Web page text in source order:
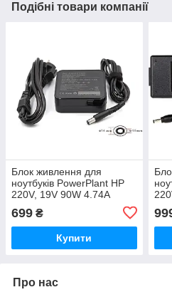
Подібні товари компанії
Блок живлення для
ноутбуків PowerPlant HP
220V, 19V 90W 4.74A
699 ₴
Купити
Про нас